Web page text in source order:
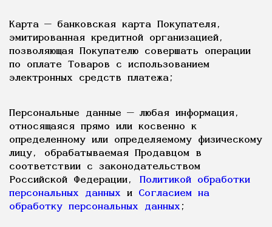
Карта — банковская карта Покупателя,
эмитированная кредитной организацией,
позволяющая Покупателю совершать операции
по оплате Товаров с использованием
электронных средств платежа;
Персональные данные — любая информация,
относящаяся прямо или косвенно к
определенному или определяемому физическому
лицу, обрабатываемая Продавцом в
соответствии с законодательством
Российской Федерации, Политикой обработки
персональных данных и Согласием на
обработку персональных данных;